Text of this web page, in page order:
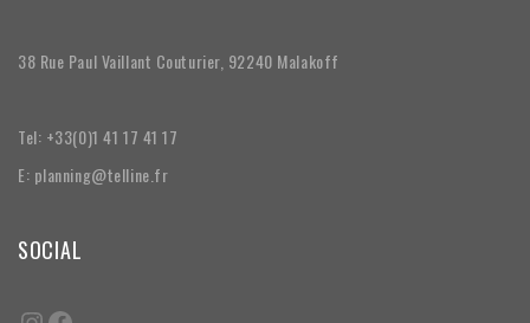
38 Rue Paul Vaillant Couturier, 92240 Malakoff
Tel: +33(0)1 41 17 41 17
E: planning@telline.fr
SOCIAL